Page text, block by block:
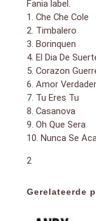
Fania label.
1. Che Che Cole
2. Timbalero
3. Borinquen
4. El Dia De
5. Corazon
6. Amor
7. Tu Eres Tu
8. Casanova
9. Oh Que Sera
10. Nunca Se
2
Gerelateerde